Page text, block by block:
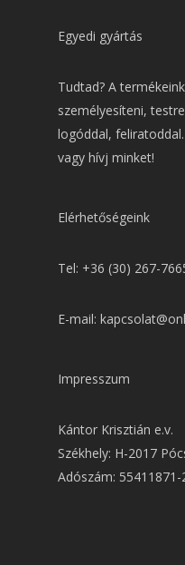
Egyedi gyártás
Tudtad? A
személyesíteni,
logóddal,
vagy hívj minket!
Elérhetőségeink
Tel: +36 (30) 267-
E-mail:
Impresszum
Kántor Krisztián e.v.
Székhely: H-2017
Adószám: 55411871-